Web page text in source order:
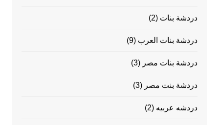
دردشة بنات (2)
دردشة بنات العرب (9)
دردشة بنات مصر (3)
دردشة بنت مصر (3)
دردشه عربيه (2)